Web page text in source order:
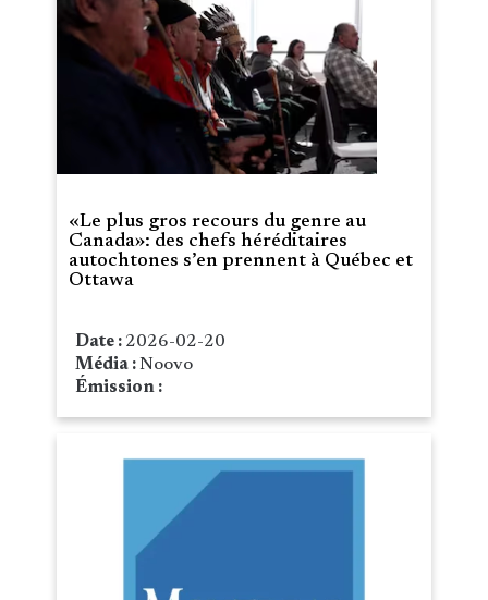
«Le plus gros recours du genre au
Canada»: des chefs héréditaires
autochtones s’en prennent à Québec et
Ottawa
Date : 2026-02-20
Média :Noovo
Émission :